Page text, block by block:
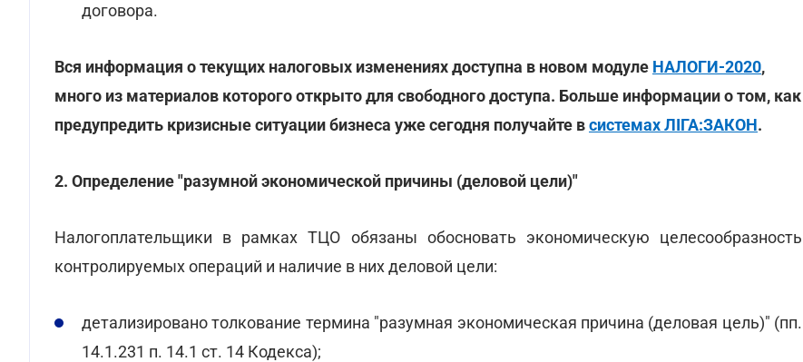
договора.
Вся информация о текущих налоговых изменениях доступна в новом модуле НАЛОГИ-2020,
много из материалов которого открыто для свободного доступа. Больше информации о том, как
предупредить кризисные ситуации бизнеса уже сегодня получайте всистемах ЛІГА:ЗАКОН.
2. Определение "разумной экономической причины (деловой цели)"
Налогоплательщики в рамках ТЦО обязаны обосновать экономическую целесообразность
контролируемых операций и наличие в них деловой цели:
детализировано толкование термина "разумная экономическая причина (деловая цель)" (пп.
14.1.231 п. 14.1 ст. 14 Кодекса);